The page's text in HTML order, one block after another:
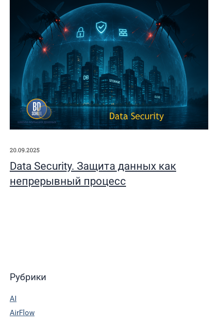
20.09.2025
Data Security. Защита данных как
непрерывный процесс
Рубрики
AI
AirFlow